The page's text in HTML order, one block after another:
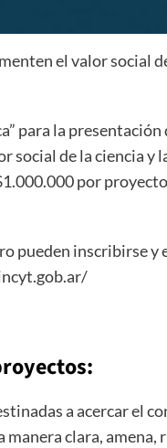
el valor social
para la presentación
social de la ciencia y
por
pueden inscribirse y
a acercar el
clara, amena,